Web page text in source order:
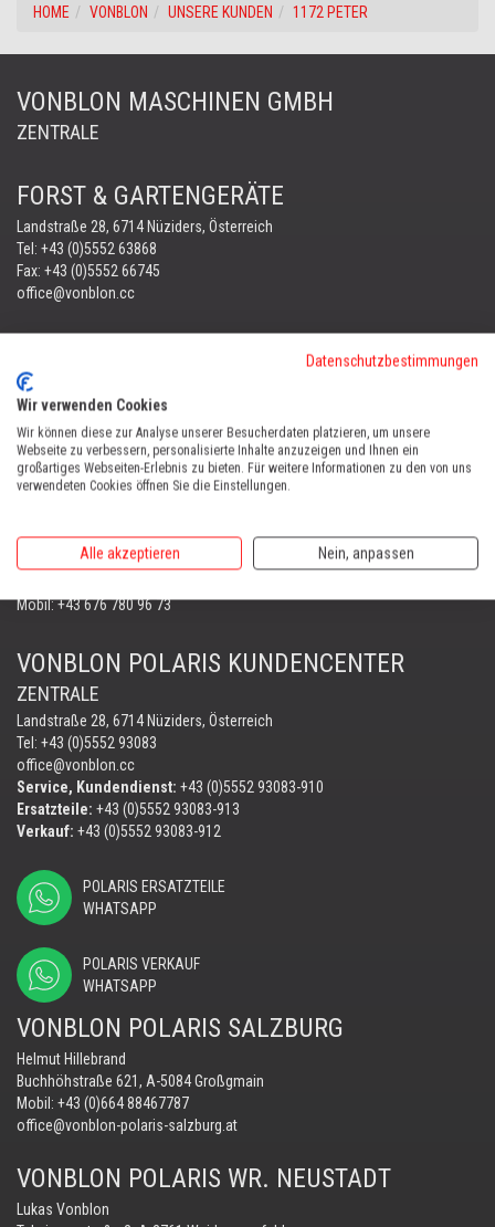
HOME VONBLON UNSERE KUNDEN 1172 PETER
VONBLON MASCHINEN GMBH
ZENTRALE
FORST & GARTENGERÄTE
Landstraße 28, 6714 Nüziders, Österreich
Tel: +43 (0)5552 63868
Fax: +43 (0)5552 66745
office@vonblon.cc
AUTOMOWER
Automower Kundendienst Nüziders
Tel:+43 (0)5552 31607
AUTOMOWER SHOP LUSTENAU
Maria-Theresien-Straße 77, 6890 Lustenau
Mobil:+43 676 780 96 73
VONBLON POLARIS KUNDENCENTER
ZENTRALE
Landstraße 28, 6714 Nüziders, Österreich
Tel: +43 (0)5552 93083
office@vonblon.cc
Service, Kundendienst: +43 (0)5552 93083-910
Ersatzteile: +43 (0)5552 93083-913
Verkauf: +43 (0)5552 93083-912
POLARIS ERSATZTEILE
WHATSAPP
POLARIS VERKAUF
WHATSAPP
VONBLON POLARIS SALZBURG
Helmut Hillebrand
Buchhöhstraße 621, A-5084 Großgmain
Mobil: +43 (0)664 88467787
office@vonblon-polaris-salzburg.at
VONBLON POLARIS WR. NEUSTADT
Lukas Vonblon
Datenschutzbestimmungen
Wir verwenden Cookies
Wir können diese zur Analyse unserer Besucherdaten platzieren, um unsere
Webseite zu verbessern, personalisierte Inhalte anzuzeigen und Ihnen ein
großartiges Webseiten-Erlebnis zu bieten. Für weitere Informationen zu den von uns
verwendeten Cookies öffnen Sie die Einstellungen.
Alle akzeptieren Nein, anpassen